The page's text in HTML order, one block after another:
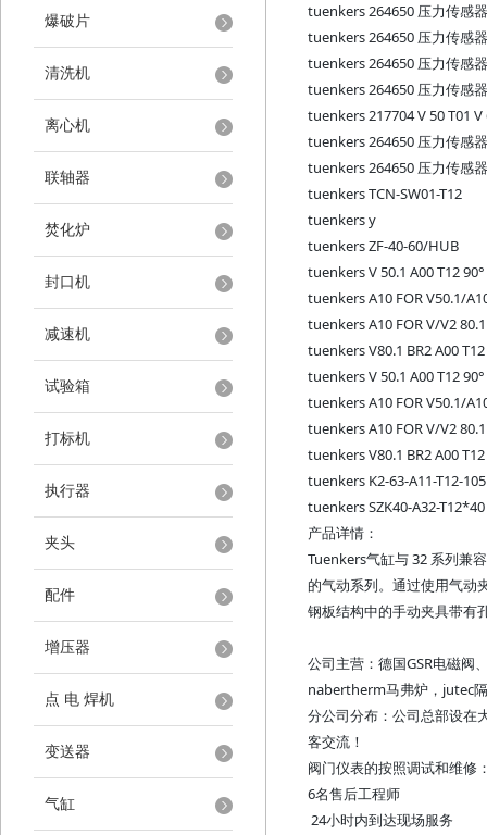
爆破片
清洗机
离心机
联轴器
焚化炉
封口机
减速机
试验箱
打标机
执行器
夹头
配件
增压器
点 电 焊机
变送器
气缸
tuenkers 264650 压力传感器
tuenkers 264650 压力传感器
tuenkers 264650 压力传感器
tuenkers 264650 压力传感器
tuenkers 217704 V 50 T01
tuenkers 264650 压力传感器
tuenkers 264650 压力传感器
tuenkers TCN-SW01-T12
tuenkers y
tuenkers ZF-40-60/HUB
tuenkers V 50.1 A00 T12 90°
tuenkers A10 FOR V50.1/
tuenkers A10 FOR V/V2 80.1
tuenkers V80.1 BR2 A00 T12
tuenkers V 50.1 A00 T12 90°
tuenkers A10 FOR V50.1/
tuenkers A10 FOR V/V2 80.1
tuenkers V80.1 BR2 A00 T12
tuenkers K2-63-A11-T12-105
tuenkers SZK40-A32-T12*40
产品详情：
Tuenkers气缸与 32 系列兼
的气动系列。通过使用气动
钢板结构中的手动夹具带有
公司主营：德国GSR电磁阀
nabertherm马弗炉，jutec
分公司分布：公司总部设在
客交流！
阀门仪表的按照调试和维修
6名售后工程师
24小时内到达现场服务